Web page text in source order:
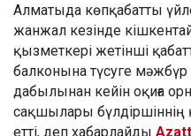
Алматыда көпқабатты
жанжал кезінде кішкентай
қызметкері жетінші
балконына түсуге
дабылынан кейін оқиға
сақшылары бүлдіршіннің
етті, деп хабарлайды